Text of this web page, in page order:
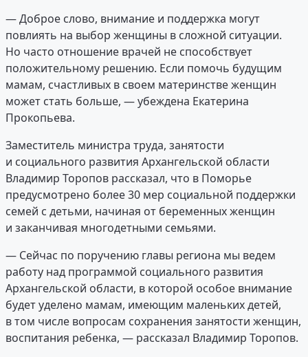
— Доброе слово, внимание и поддержка могут
повлиять на выбор женщины в сложной ситуации.
Но часто отношение врачей не способствует
положительному решению. Если помочь будущим
мамам, счастливых в своем материнстве женщин
может стать больше, — убеждена Екатерина
Прокопьева.
Заместитель министра труда, занятости
и социального развития Архангельской области
Владимир Торопов рассказал, что в Поморье
предусмотрено более 30 мер социальной поддержки
семей с детьми, начиная от беременных женщин
и заканчивая многодетными семьями.
— Сейчас по поручению главы региона мы ведем
работу над программой социального развития
Архангельской области, в которой особое внимание
будет уделено мамам, имеющим маленьких детей,
в том числе вопросам сохранения занятости женщин,
воспитания ребенка, — рассказал Владимир Торопов.